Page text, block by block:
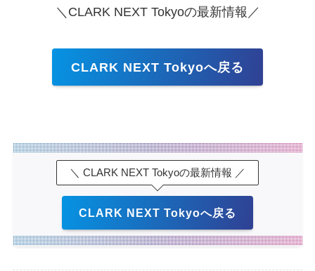
＼CLARK NEXT Tokyoの最新情報／
CLARK NEXT Tokyoへ戻る
＼ CLARK NEXT Tokyoの最新情報 ／
CLARK NEXT Tokyoへ戻る